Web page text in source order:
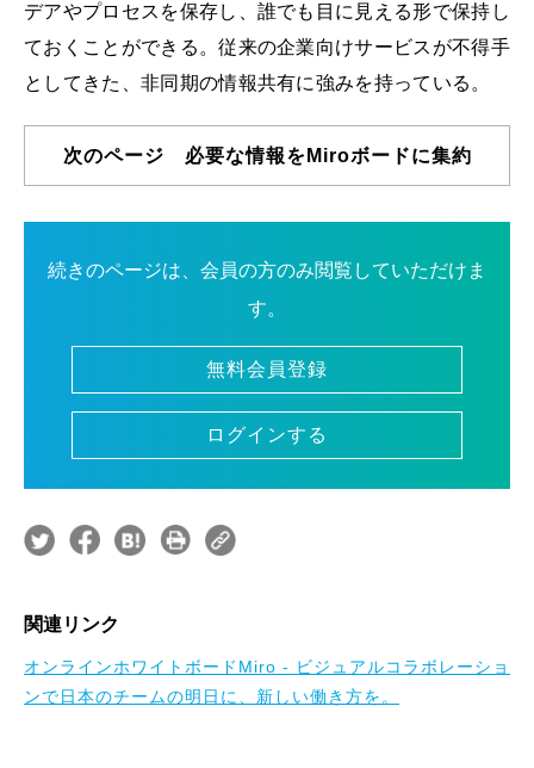
デアやプロセスを保存し、誰でも目に見える形で保持し
ておくことができる。従来の企業向けサービスが不得手
としてきた、非同期の情報共有に強みを持っている。
次のページ 必要な情報をMiroボードに集約
続きのページは、会員の方のみ閲覧していただけま
す。
無料会員登録
ログインする
関連リンク
オンラインホワイトボードMiro - ビジュアルコラボレーショ
ンで日本のチームの明日に、新しい働き方を。